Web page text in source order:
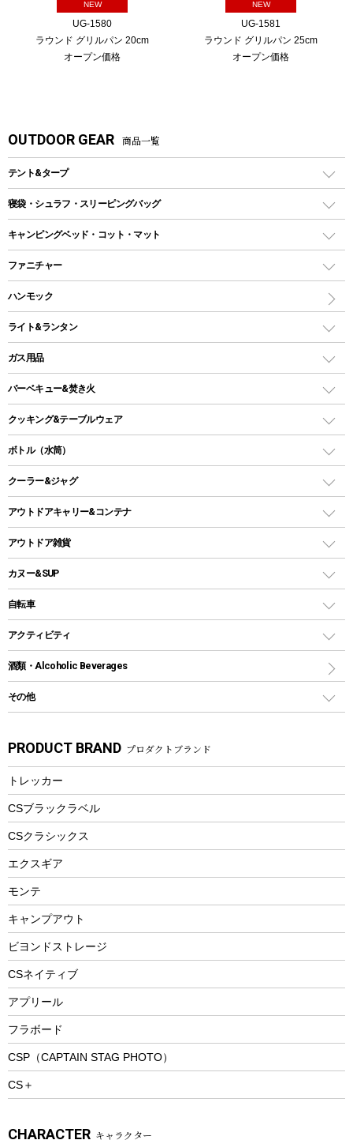
NEW
UG-1580
ラウンド グリルパン 20cm
オープン価格
NEW
UG-1581
ラウンド グリルパン 25cm
オープン価格
OUTDOOR GEAR 商品一覧
テント&タープ
テント
ツールームテント
ワンポールテント
シェルターテント
ロッジ型・オリジナルテント
タープ
スクエアタープ（レクタタープ）
メッシュタープ
自立式タープ
パラソル
テントアクセサリー
ペグ
グランドシート
ガイドロープ
ツール
寝袋・シュラフ・スリーピングバッグ
レクタングラー型（封筒型）シュラフ
インナーシュラフ
キャンピングベッド・コット・マット
キャンピングベッド・コット
インフレータブルマット
ファニチャー
アウトドアテーブル
レジャーシート
ハンモック
ライト&ランタン
LEDランタン
ガスランタン
オイルランタン
LEDライト
ヘッドライト
キャンドル
ガス用品
ガスバーナー
ガス缶
ガストーチ、ライター
バーベキュー&焚き火
バーベキューコンロ、グリル
焚き火台タイプ（ロースタイル）グリル
卓上タイプグリル
パーティータイプグリル
鉄板、アミ
焚き火台&ストーブ
火起こし
バーベキューツール
クッキング&テーブルウェア
ダッチオーブン
ホットサンドメーカー
クッカーセット
シェラカップ
クッキングツール
ナイフ
カトラリー
マグカップ、カップ
ステンレスボトル
フードボトル
トレー
ランチョンマット
ランチボックス
ボトル（水筒）
ステンレスボトル
コップ付きタイプ
ワンタッチタイプ
プラスチックボトル
ディズニーボトル
クーラー&ジャグ
クーラーボックス
クーラーバッグ
ウォータージャグ
保冷剤
アウトドアキャリー&コンテナ
アウトドアキャリー
アウトドア雑貨
バックパック&バッグ
リュック、バックパック
トートバッグ、サコッシュ
ショッピングキャリー
その他アウトドア雑貨
スプレー関係
ツール、他
カヌー&SUP
インフレータブル
カヤック
パドル
ヘルメット
エアーポンプ
アクセサリー
自転車
折りたたみ自転車
スポーツサイクル
シティサイクル
自転車ウェア
アクティビティ
マリン
ラッシュガード
パラソル
フローティングベスト
ヘルメット
エアーポンプ
ビーチテント
ウィンター
スノーシュー
防寒ウェア
トレッキング
トレッキングアクセサリー
プレイグッズ
ウェルネス
ウェア、タオル
酒類・Alcoholic Beverages
その他
湯たんぽ
防災用品
PRODUCT BRAND プロダクトブランド
トレッカー
CSブラックラベル
CSクラシックス
エクスギア
モンテ
キャンプアウト
ビヨンドストレージ
CSネイティブ
アプリール
フラボード
CSP（CAPTAIN STAG PHOTO）
CS＋
CHARACTER キャラクター